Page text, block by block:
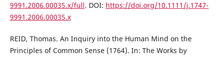
9991.2006.00035.x/full. DOI: https://doi.org/10.1111/j.1747-
9991.2006.00035.x
REID, Thomas. An Inquiry into the Human Mind on the
Principles of Common Sense (1764). In: The Works by